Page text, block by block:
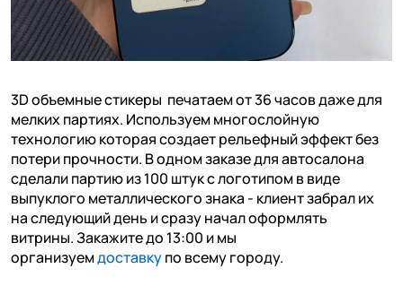
3D объемные стикеры печатаем от 36 часов даже для
мелких партиях. Используем многослойную
технологию которая создает рельефный эффект без
потери прочности. В одном заказе для автосалона
сделали партию из 100 штук с логотипом в виде
выпуклого металлического знака - клиент забрал их
на следующий день и сразу начал оформлять
витрины. Закажите до 13:00 и мы
организуемдоставкупо всему городу.